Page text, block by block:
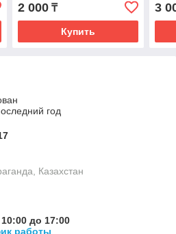
2 000₸
Купить
3
год
Казахстан
до 17:00
работы